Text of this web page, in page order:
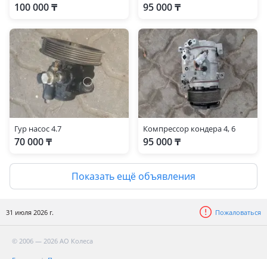
100 000 ₸ 95 000 ₸
Гур насос 4.7
70 000 ₸
Компрессор кондера 4, 6
95 000 ₸
Показать ещё объявления
31 июля 2026 г. Пожаловаться
© 2006 — 2026 АО Колеса